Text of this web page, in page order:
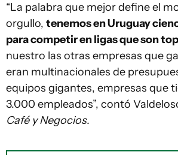
“La palabra que mejor define el
orgullo, tenemos en Uruguay
para competir en ligas que son
nuestro las otras empresas que
eran multinacionales de
equipos gigantes, empresas que
3.000 empleados”, contó
Café y Negocios.